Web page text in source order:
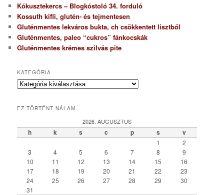
Kókusztekercs – Blogkóstoló 34. forduló
Kossuth kifli, glutén- és tejmentesen
Gluténmentes lekváros bukta, ch csökkentett lisztből
Gluténmentes, paleo “cukros” fánkocskák
Gluténmentes krémes szilvás pite
KATEGÓRIA
K
e
r
EZ TÖRTÉNT NÁLAM…
2026. AUGUSZTUS
h k s c p s v
1
2
3
4 5 6 7 8
9
10
11 12 13 14 15
16
17
18 19 20 21 22
23
24
25 26 27 28 29
30
31